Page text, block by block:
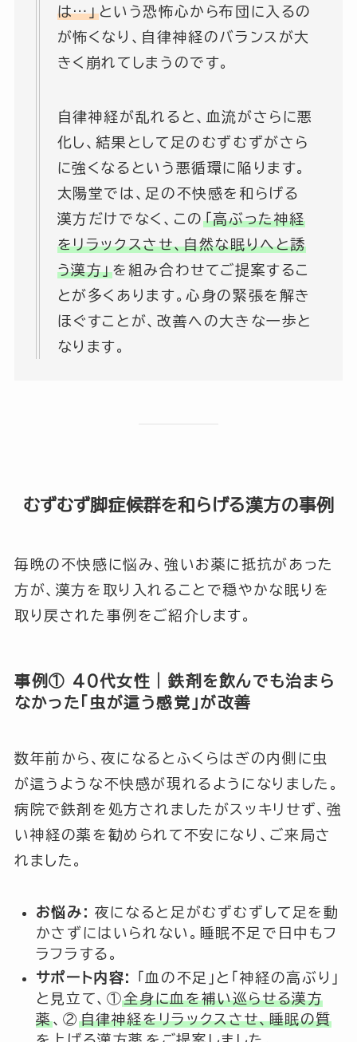
は…」という恐怖心から布団に入るの
が怖くなり、自律神経のバランスが大
きく崩れてしまうのです。
自律神経が乱れると、血流がさらに悪
化し、結果として足のむずむずがさら
に強くなるという悪循環に陥ります。
太陽堂では、足の不快感を和らげる
漢方だけでなく、この 「高ぶった神経
をリラックスさせ、自然な眠りへと誘
う漢方」を組み合わせてご提案するこ
とが多くあります。心身の緊張を解き
ほぐすことが、改善への大きな一歩と
なります。
むずむず脚症候群を和らげる漢方の事例
毎晩の不快感に悩み、強いお薬に抵抗があった
方が、漢方を取り入れることで穏やかな眠りを
取り戻された事例をご紹介します。
事例① 40代女性｜鉄剤を飲んでも治まら
なかった「虫が這う感覚」が改善
数年前から、夜になるとふくらはぎの内側に虫
が這うような不快感が現れるようになりました。
病院で鉄剤を処方されましたがスッキリせず、強
い神経の薬を勧められて不安になり、ご来局さ
れました。
お悩み: 夜になると足がむずむずして足を動
かさずにはいられない。睡眠不足で日中もフ
ラフラする。
サポート内容:
「血の不足」と「神経の高ぶり」
と見立て、①全身に血を補い巡らせる漢方
薬、② 自律神経をリラックスさせ、睡眠の質